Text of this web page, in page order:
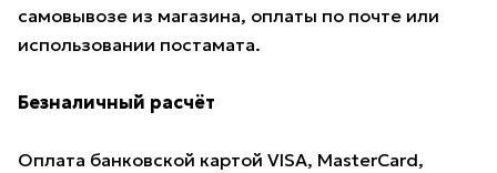
самовывозе из магазина, оплаты по почте или
использовании постамата.
Безналичный расчёт
Оплата банковской картой VISA, MasterCard,